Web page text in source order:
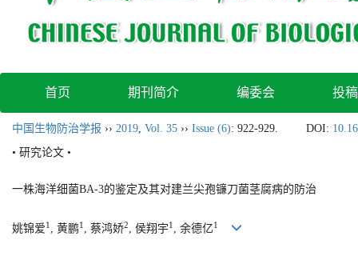
首页 期刊简介 编委会 投
中国生物防治学报 ›› 2019, Vol. 35 ›› Issue (6): 922-929. DOI:
• 研究论文 •
一株海洋细菌BA-3的鉴定及其对建兰尖孢镰刀菌茎腐病的防治
姚锦爱1 , 黄鹏1 , 蔡鸿娇2, 侯翔宇1 , 余德亿1